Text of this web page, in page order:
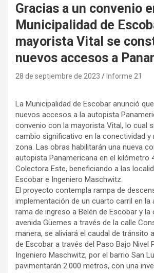
Gracias a un convenio
Municipalidad de
mayorista Vital se
nuevos accesos a
28 de septiembre de 2023 Informe 21
La Municipalidad de Escobar anunció
nuevos accesos a la autopista
convenio con la mayorista Vital, lo cual
cambio significativo en la conectividad y
zona. Las obras habilitarán una nueva
autopista Panamericana en el kilómetro
Colectora Este, beneficiando a las
Escobar e Ingeniero Maschwitz.
El proyecto contempla rampa de
implementación de un cuarto carril en la
rama de ingreso a Belén de Escobar y
avenida Güemes a través de la calle
manera, se aliviará el caudal de tránsito
de Escobar a través del Paso Bajo Nivel
Ingeniero Maschwitz, por el barrio San
pavimentarán 2.000 metros, con una